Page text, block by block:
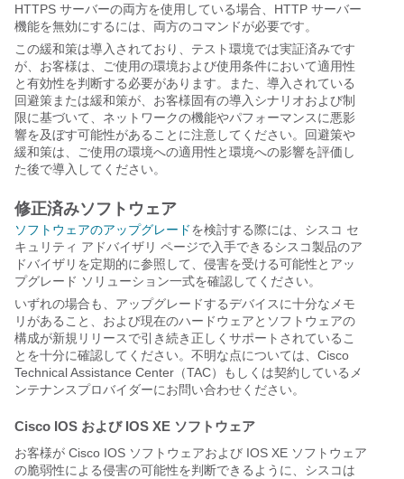
HTTPS サーバーの両方を使用している場合、HTTP サーバー
機能を無効にするには、両方のコマンドが必要です。
この緩和策は導入されており、テスト環境では実証済みです
が、お客様は、ご使用の環境および使用条件において適用性
と有効性を判断する必要があります。また、導入されている
回避策または緩和策が、お客様固有の導入シナリオおよび制
限に基づいて、ネットワークの機能やパフォーマンスに悪影
響を及ぼす可能性があることに注意してください。回避策や
緩和策は、ご使用の環境への適用性と環境への影響を評価し
た後で導入してください。
修正済みソフトウェア
ソフトウェアのアップグレードを検討する際には、シスコ セ
キュリティ アドバイザリ ページで入手できるシスコ製品のア
ドバイザリを定期的に参照して、侵害を受ける可能性とアッ
プグレード ソリューション一式を確認してください。
いずれの場合も、アップグレードするデバイスに十分なメモ
リがあること、および現在のハードウェアとソフトウェアの
構成が新規リリースで引き続き正しくサポートされているこ
とを十分に確認してください。不明な点については、Cisco
Technical Assistance Center（TAC）もしくは契約しているメ
ンテナンスプロバイダーにお問い合わせください。
Cisco IOS および IOS XE ソフトウェア
お客様が Cisco IOS ソフトウェアおよび IOS XE ソフトウェア
の脆弱性による侵害の可能性を判断できるように、シスコは